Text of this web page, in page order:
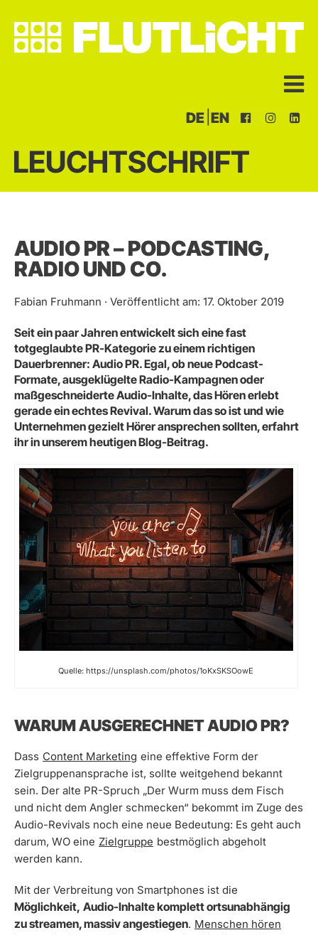
DE EN
LEUCHTSCHRIFT
AUDIO PR – PODCASTING,
RADIO UND CO.
Fabian Fruhmann · Veröffentlicht am: 17. Oktober 2019
Seit ein paar Jahren entwickelt sich eine fast
totgeglaubte PR-Kategorie zu einem richtigen
Dauerbrenner: Audio PR. Egal, ob neue Podcast-
Formate, ausgeklügelte Radio-Kampagnen oder
maßgeschneiderte Audio-Inhalte, das Hören erlebt
gerade ein echtes Revival. Warum das so ist und wie
Unternehmen gezielt Hörer ansprechen sollten, erfahrt
ihr in unserem heutigen Blog-Beitrag.
Quelle: https://unsplash.com/photos/1oKxSKSOowE
WARUM AUSGERECHNET AUDIO PR?
Dass Content Marketing eine effektive Form der
Zielgruppenansprache ist, sollte weitgehend bekannt
sein. Der alte PR-Spruch „Der Wurm muss dem Fisch
und nicht dem Angler schmecken“ bekommt im Zuge des
Audio-Revivals noch eine neue Bedeutung: Es geht auch
darum, WO eine Zielgruppe bestmöglich abgeholt
werden kann.
Mit der Verbreitung von Smartphones ist die
Möglichkeit, Audio-Inhalte komplett ortsunabhängig
zu streamen, massiv angestiegen. Menschen hören